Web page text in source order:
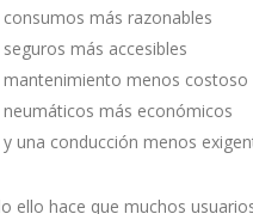
consumos más razonables
seguros más accesibles
mantenimiento menos costoso
neumáticos más económicos
y una conducción menos
ello hace que muchos